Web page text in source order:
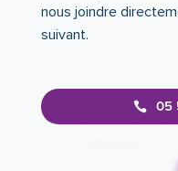
nous joindre
suivant.
05